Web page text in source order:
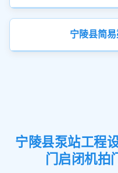
宁陵县简
宁陵县泵站工程
门启闭机拍